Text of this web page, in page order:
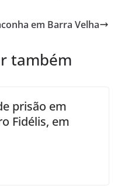
em Barra Velha
também
prisão em
Fidélis, em